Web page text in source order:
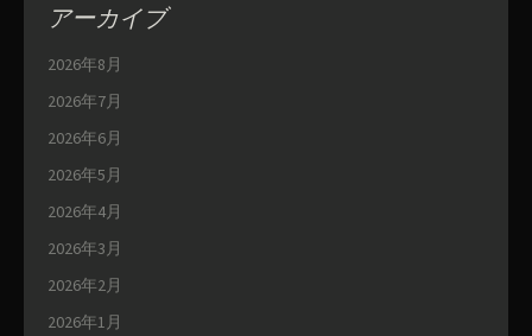
アーカイブ
2026年8月
2026年7月
2026年6月
2026年5月
2026年4月
2026年3月
2026年2月
2026年1月